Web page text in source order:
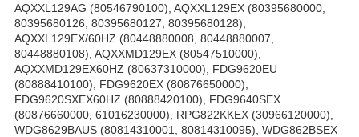
AQXXL129AG (80546790100), AQXXL129EX (80395680000,
80395680126, 80395680127, 80395680128),
AQXXL129EX/60HZ (80448880008, 80448880007,
80448880108), AQXXMD129EX (80547510000),
AQXXMD129EX60HZ (80637310000), FDG9620EU
(80888410100), FDG9620EX (80876650000),
FDG9620SXEX60HZ (80888420100), FDG9640SEX
(80876660000, 61016230000), RPG822KKEX (30966120000),
WDG8629BAUS (80814310001, 80814310095), WDG862BSEX